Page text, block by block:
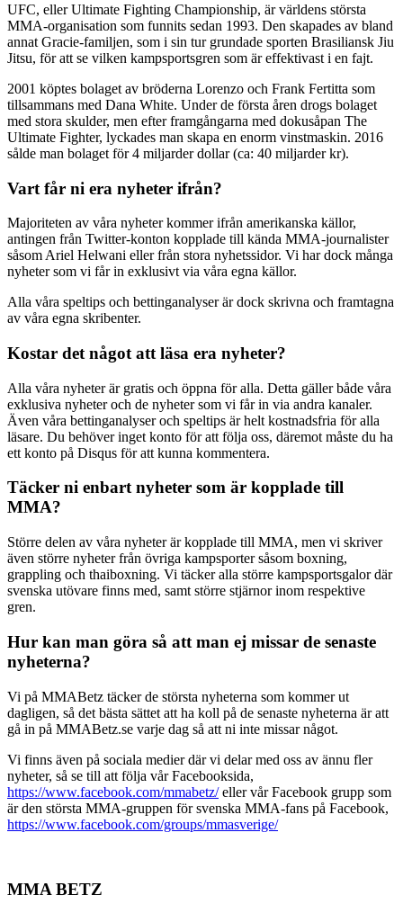
UFC, eller Ultimate Fighting Championship, är världens största
MMA-organisation som funnits sedan 1993. Den skapades av bland
annat Gracie-familjen, som i sin tur grundade sporten Brasiliansk Jiu
Jitsu, för att se vilken kampsportsgren som är effektivast i en fajt.
2001 köptes bolaget av bröderna Lorenzo och Frank Fertitta som
tillsammans med Dana White. Under de första åren drogs bolaget
med stora skulder, men efter framgångarna med dokusåpan The
Ultimate Fighter, lyckades man skapa en enorm vinstmaskin. 2016
sålde man bolaget för 4 miljarder dollar (ca: 40 miljarder kr).
Vart får ni era nyheter ifrån?
Majoriteten av våra nyheter kommer ifrån amerikanska källor,
antingen från Twitter-konton kopplade till kända MMA-journalister
såsom Ariel Helwani eller från stora nyhetssidor. Vi har dock många
nyheter som vi får in exklusivt via våra egna källor.
Alla våra speltips och bettinganalyser är dock skrivna och framtagna
av våra egna skribenter.
Kostar det något att läsa era nyheter?
Alla våra nyheter är gratis och öppna för alla. Detta gäller både våra
exklusiva nyheter och de nyheter som vi får in via andra kanaler.
Även våra bettinganalyser och speltips är helt kostnadsfria för alla
läsare. Du behöver inget konto för att följa oss, däremot måste du ha
ett konto på Disqus för att kunna kommentera.
Täcker ni enbart nyheter som är kopplade till
MMA?
Större delen av våra nyheter är kopplade till MMA, men vi skriver
även större nyheter från övriga kampsporter såsom boxning,
grappling och thaiboxning. Vi täcker alla större kampsportsgalor där
svenska utövare finns med, samt större stjärnor inom respektive
gren.
Hur kan man göra så att man ej missar de senaste
nyheterna?
Vi på MMABetz täcker de största nyheterna som kommer ut
dagligen, så det bästa sättet att ha koll på de senaste nyheterna är att
gå in på MMABetz.se varje dag så att ni inte missar något.
Vi finns även på sociala medier där vi delar med oss av ännu fler
nyheter, så se till att följa vår Facebooksida,
https://www.facebook.com/mmabetz/eller vår Facebook grupp som
är den största MMA-gruppen för svenska MMA-fans på Facebook,
https://www.facebook.com/groups/mmasverige/
MMA BETZ